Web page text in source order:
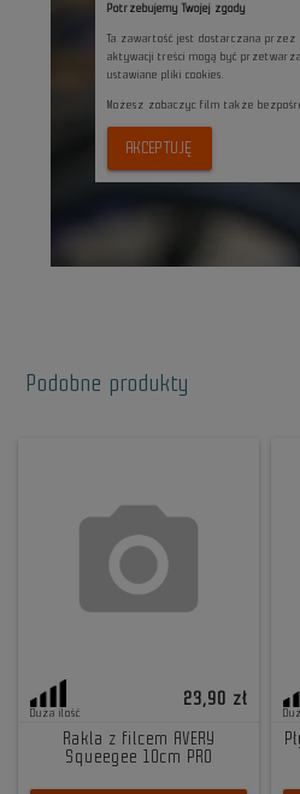
Potrzebujemy Twojej zgody
Ta zawartość jest dostarczana przez
aktywacji treści mogą być
ustawiane pliki cookies.
Możesz zobaczyc film także
AKCEPTUJĘ
Podobne produkty
Duża ilość
23,90 zł
Rakla z filcem AVERY
Squeegee 10cm PRO